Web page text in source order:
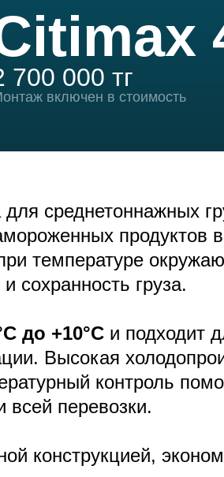
700 000 тг
включен в стоимость
среднетоннажных
продуктов
температуре
сохранность груза.
до +10°C и подходит
Высокая
контроль
перевозки.
конструкцией,